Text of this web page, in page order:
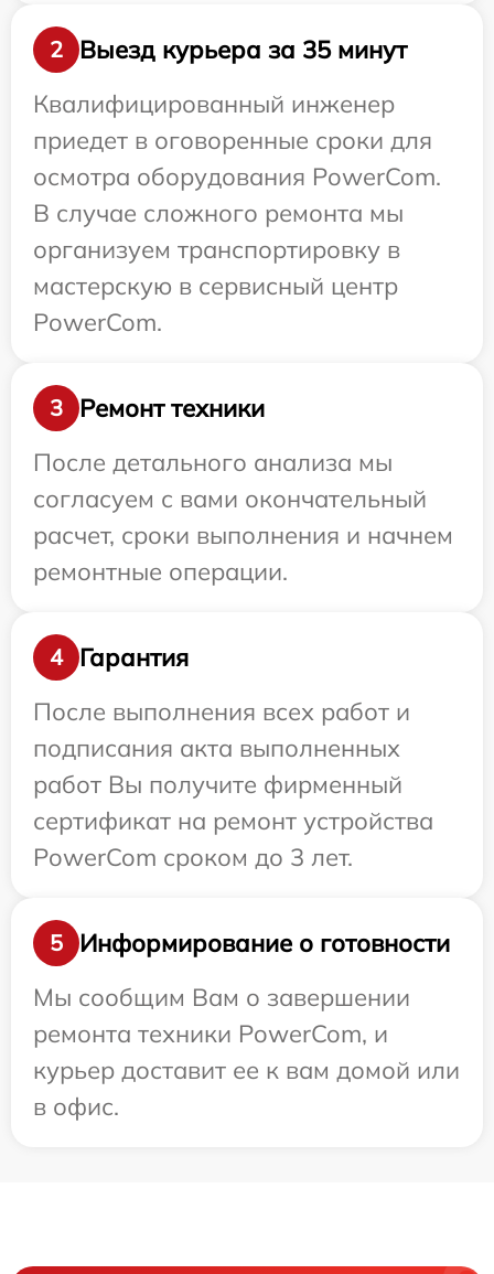
2
Выезд курьера за 35 минут
Квалифицированный инженер
приедет в оговоренные сроки для
осмотра оборудования PowerCom.
В случае сложного ремонта мы
организуем транспортировку в
мастерскую в сервисный центр
PowerCom.
3
Ремонт техники
После детального анализа мы
согласуем с вами окончательный
расчет, сроки выполнения и начнем
ремонтные операции.
4
Гарантия
После выполнения всех работ и
подписания акта выполненных
работ Вы получите фирменный
сертификат на ремонт устройства
PowerCom сроком до 3 лет.
5
Информирование о готовности
Мы сообщим Вам о завершении
ремонта техники PowerCom, и
курьер доставит ее к вам домой или
в офис.